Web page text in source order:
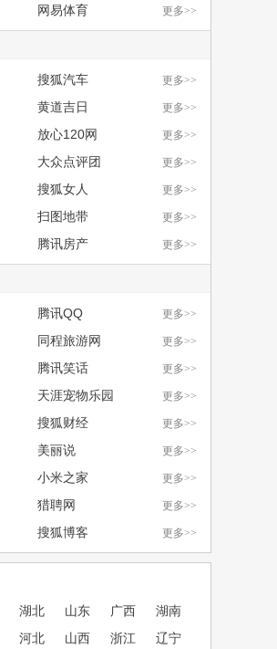
更多>>
网易体育
更多>>
搜狐汽车
更多>>
黄道吉日
更多>>
放心120网
更多>>
大众点评团
更多>>
搜狐女人
更多>>
扫图地带
更多>>
腾讯房产
更多>>
腾讯QQ
更多>>
同程旅游网
更多>>
腾讯笑话
更多>>
天涯宠物乐园
更多>>
搜狐财经
更多>>
美丽说
更多>>
小米之家
更多>>
猎聘网
更多>>
搜狐博客
湖北 山东 广西
湖南
河北 山西 浙江 辽宁